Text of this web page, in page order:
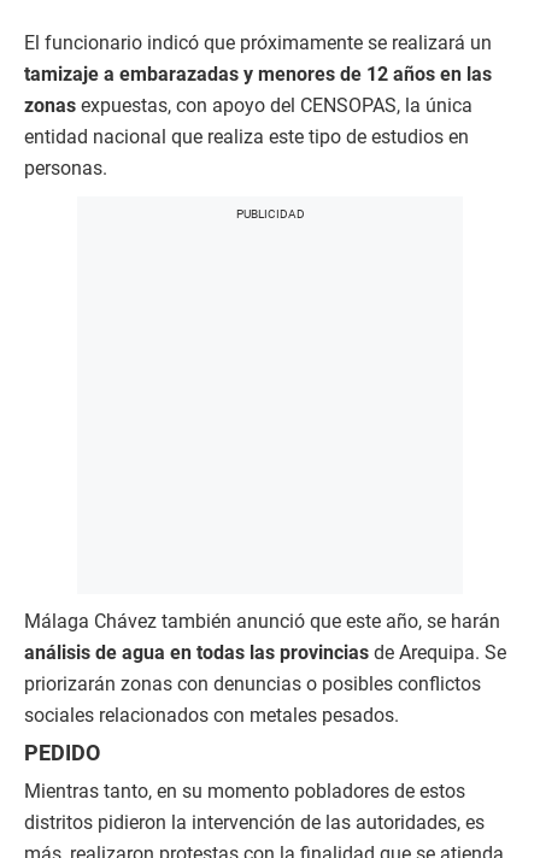
El funcionario indicó que próximamente se realizará un
tamizaje a embarazadas y menores de 12 años en las
zonas expuestas, con apoyo del CENSOPAS, la única
entidad nacional que realiza este tipo de estudios en
personas.
Málaga Chávez también anunció que este año, se harán
análisis de agua en todas las provincias de Arequipa. Se
priorizarán zonas con denuncias o posibles conflictos
sociales relacionados con metales pesados.
PEDIDO
Mientras tanto, en su momento pobladores de estos
distritos pidieron la intervención de las autoridades, es